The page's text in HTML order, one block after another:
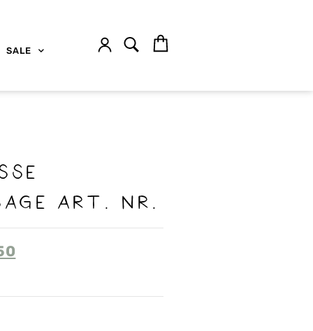
SALE
Art. Nr.